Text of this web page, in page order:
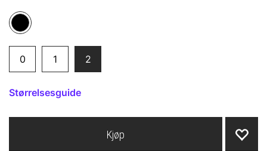
0 1 2
Størrelsesguide
Kjøp